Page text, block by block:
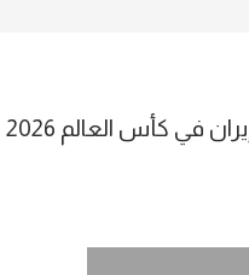
أعلن مهدي تاج رئيس الاتحاد الإيراني لكرة القدم نقل معسكر منتخب إيران في كأس العالم 2026